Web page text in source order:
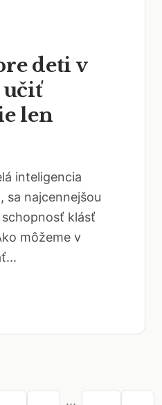
deti v
učiť
len
inteligencia
sa najcennejšou
klásť
môžeme v
...